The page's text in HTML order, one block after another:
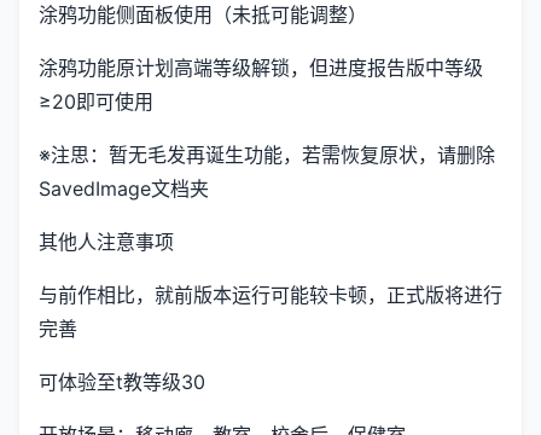
涂鸦功能侧面板使用（未抵可能调整）
涂鸦功能原计划高端等级解锁，但进度报告版中等级
≥20即可使用
※注思 ：暂无毛发再诞生功能，若需恢复原状，请删除
SavedImage文档夹
其他人注意事项
与前作相比，就前版本运行可能较卡顿，正式版将进行
完善
可体验至t教等级30